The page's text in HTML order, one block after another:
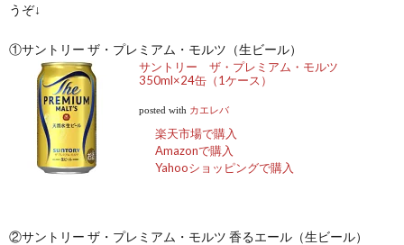
うぞ↓
①サントリー ザ・プレミアム・モルツ（生ビール）
サントリー ザ・プレミアム・モルツ
350ml×24缶（1ケース）
posted with カエレバ
楽天市場で購入
Amazonで購入
Yahooショッピングで購入
②サントリー ザ・プレミアム・モルツ 香るエール（生ビール）